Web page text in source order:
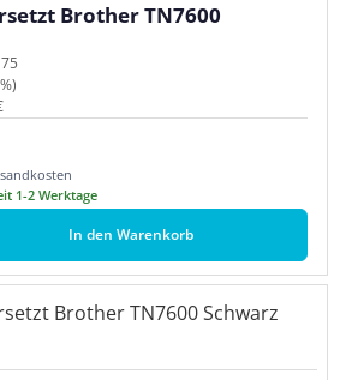
Brother TN7600
1-2 Werktage
In den Warenkorb